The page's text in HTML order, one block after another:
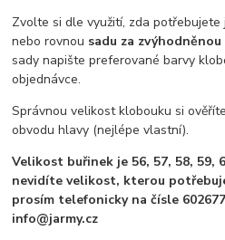
Zvolte si dle využití, zda
nebo rovnou sadu za zvýhodněnou
sady napište preferované barvy
objednávce.
Správnou velikost klobouku si
obvodu hlavy (nejlépe vlastní).
Velikost buřinek je 56, 57, 58, 59,
nevidíte velikost, kterou
prosím telefonicky na čísle
info@jarmy.cz